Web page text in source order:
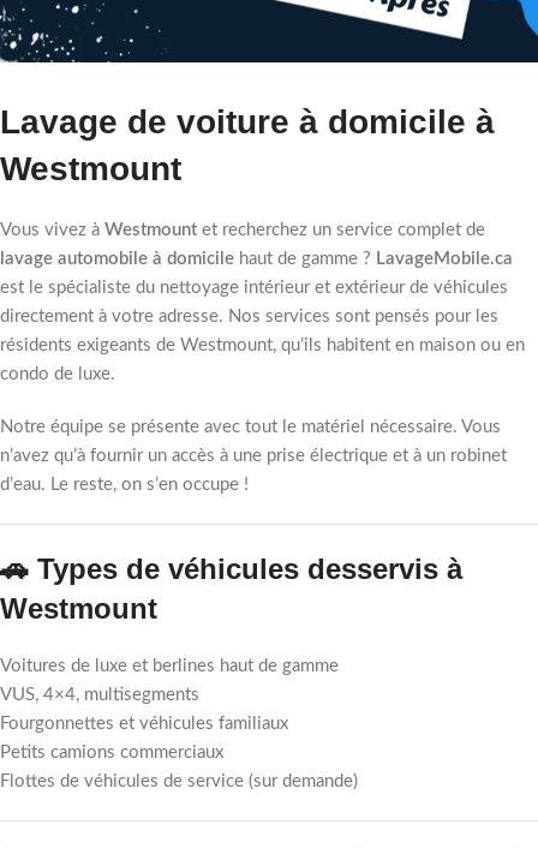
Lavage de voiture à domicile à
Westmount
Vous vivez à Westmountet recherchez un service complet de
lavage automobile à domicile haut de gamme ? LavageMobile.ca
est le spécialiste du nettoyage intérieur et extérieur de véhicules
directement à votre adresse. Nos services sont pensés pour les
résidents exigeants de Westmount, qu’ils habitent en maison ou en
condo de luxe.
Notre équipe se présente avec tout le matériel nécessaire. Vous
n’avez qu’à fournir un accès à une prise électrique et à un robinet
d’eau. Le reste, on s’en occupe !
🚗 Types de véhicules desservis à
Westmount
Voitures de luxe et berlines haut de gamme
VUS, 4×4, multisegments
Fourgonnettes et véhicules familiaux
Petits camions commerciaux
Flottes de véhicules de service (sur demande)